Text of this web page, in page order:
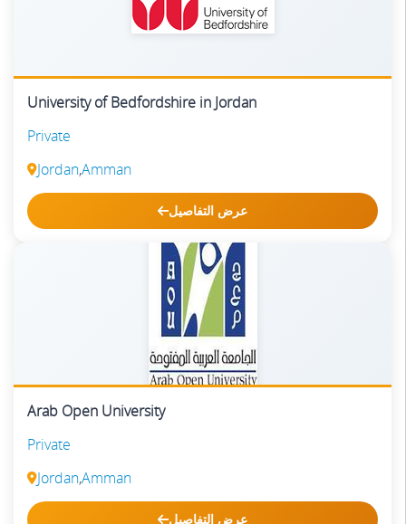
University of Bedfordshire in Jordan
Private
Jordan,Amman
عرض التفاصيل
Arab Open University
Private
Jordan,Amman
عرض التفاصيل